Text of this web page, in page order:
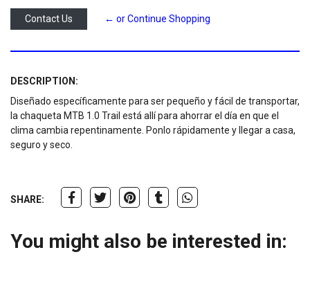
Contact Us ← or Continue Shopping
DESCRIPTION:
Diseñado específicamente para ser pequeño y fácil de transportar,
la chaqueta MTB 1.0 Trail está allí para ahorrar el día en que el
clima cambia repentinamente. Ponlo rápidamente y llegar a casa,
seguro y seco.
SHARE:
You might also be interested in: